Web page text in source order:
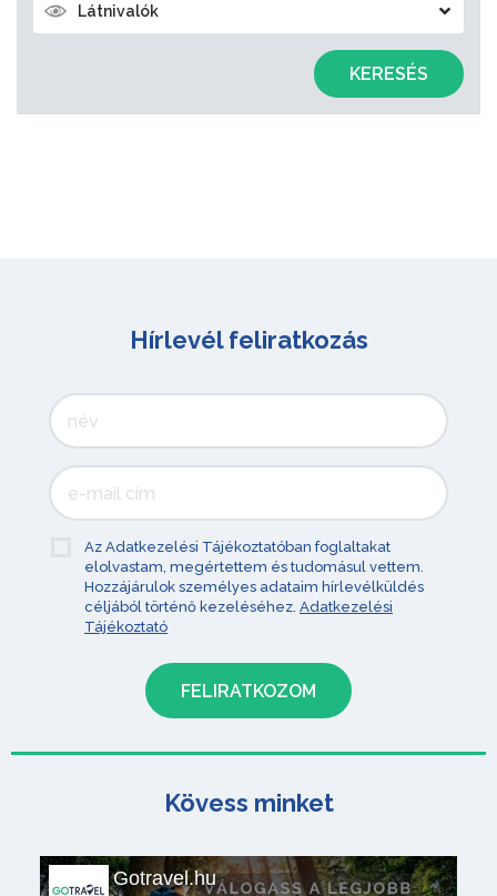
Látnivalók
KERESÉS
Hírlevél feliratkozás
Az Adatkezelési Tájékoztatóban foglaltakat
elolvastam, megértettem és tudomásul vettem.
Hozzájárulok személyes adataim hírlevélküldés
céljából történő kezeléséhez. Adatkezelési
Tájékoztató
Kövess minket
Gotravel.hu